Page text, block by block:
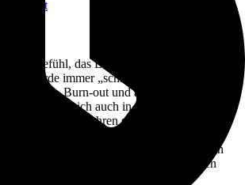
das Gefühl, das Leben in der modernen
werde immer „schneller“ und damit
Stress, Burn-out und andere psychische
Das zeigt sich auch in den Statistiken zur
Seit Jahren sind seelische
Die neuesten Zahlen, die der
jüngst für 2016 vorlegte, unterstreichen
deutliche Unterschiede zwischen den